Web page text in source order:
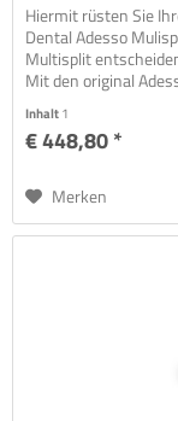
Hiermit rüsten Sie
Dental Adesso
Multisplit
Mit den original
Inhalt1
€ 448,80 *
Merken